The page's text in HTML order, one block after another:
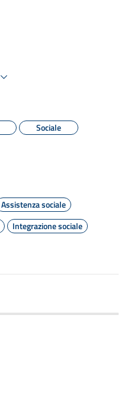
Sociale
Assistenza sociale
Integrazione sociale